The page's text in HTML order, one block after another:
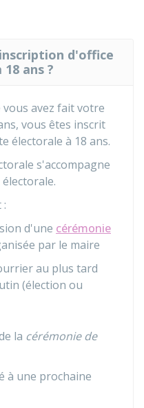
d'office
ans ?
avez fait votre
vous êtes inscrit
électorale à 18 ans.
s'accompagne
d'une cérémonie
par le maire
au plus tard
(élection ou
la cérémonie de
à une prochaine